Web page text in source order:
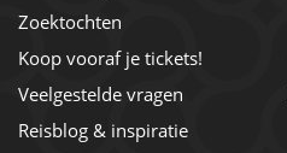
Zoektochten
Koop vooraf je tickets!
Veelgestelde vragen
Reisblog & inspiratie